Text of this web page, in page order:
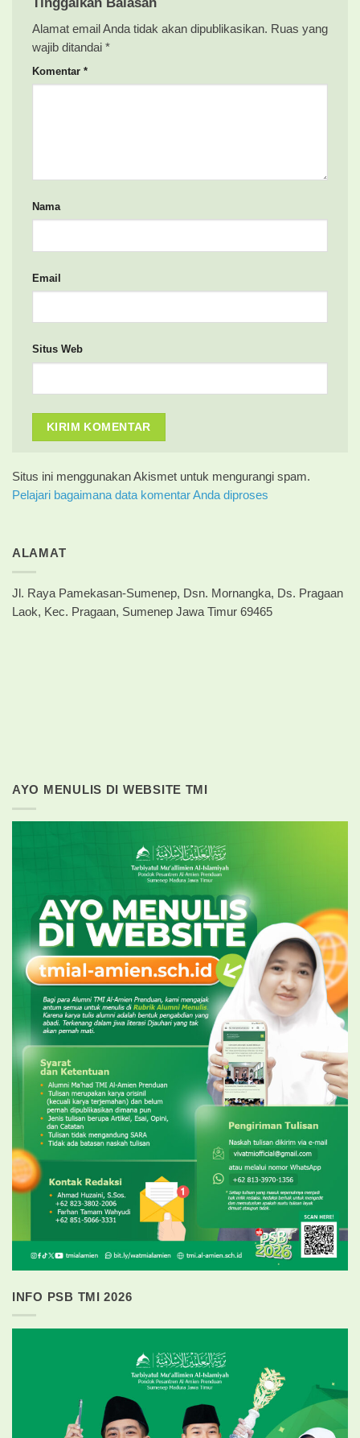
Alamat email Anda tidak akan dipublikasikan. Ruas yang
wajib ditandai *
Komentar *
Nama
Email
Situs Web
Situs ini menggunakan Akismet untuk mengurangi spam.
Pelajari bagaimana data komentar Anda diproses
ALAMAT
Jl. Raya Pamekasan-Sumenep, Dsn. Mornangka, Ds. Pragaan
Laok, Kec. Pragaan, Sumenep Jawa Timur 69465
AYO MENULIS DI WEBSITE TMI
INFO PSB TMI 2026